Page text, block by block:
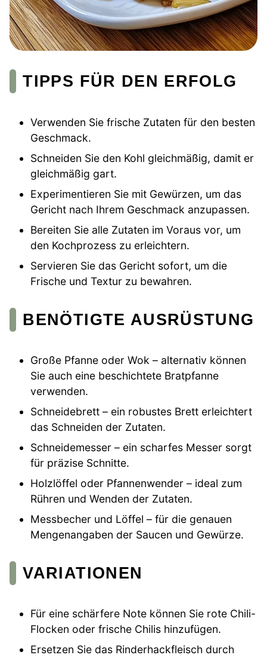
TIPPS FÜR DEN ERFOLG
Verwenden Sie frische Zutaten für den besten
Geschmack.
Schneiden Sie den Kohl gleichmäßig, damit er
gleichmäßig gart.
Experimentieren Sie mit Gewürzen, um das
Gericht nach Ihrem Geschmack anzupassen.
Bereiten Sie alle Zutaten im Voraus vor, um
den Kochprozess zu erleichtern.
Servieren Sie das Gericht sofort, um die
Frische und Textur zu bewahren.
BENÖTIGTE AUSRÜSTUNG
Große Pfanne oder Wok – alternativ können
Sie auch eine beschichtete Bratpfanne
verwenden.
Schneidebrett – ein robustes Brett erleichtert
das Schneiden der Zutaten.
Schneidemesser – ein scharfes Messer sorgt
für präzise Schnitte.
Holzlöffel oder Pfannenwender – ideal zum
Rühren und Wenden der Zutaten.
Messbecher und Löffel – für die genauen
Mengenangaben der Saucen und Gewürze.
VARIATIONEN
Für eine schärfere Note können Sie rote Chili-
Flocken oder frische Chilis hinzufügen.
Ersetzen Sie das Rinderhackfleisch durch